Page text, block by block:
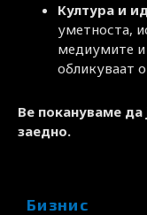
Култура и
уметноста,
медиумите
обликуваат
Ве покануваме
заедно.
Бизнис